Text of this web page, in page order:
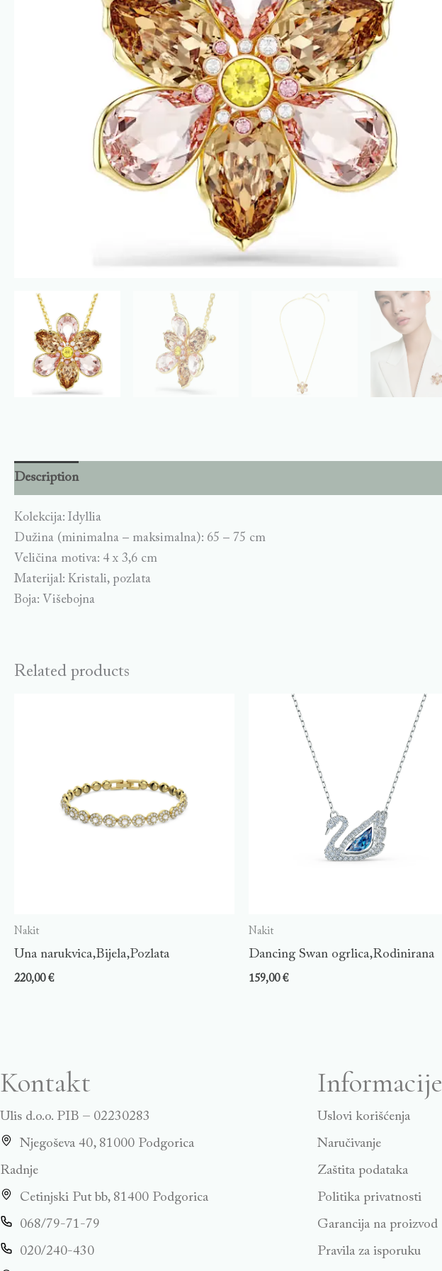
Description
Kolekcija: Idyllia
Dužina (minimalna – maksimalna): 65 – 75 cm
Veličina motiva: 4 x 3,6 cm
Materijal: Kristali, pozlata
Boja: Višebojna
Related products
Nakit
Una narukvica,Bijela,Pozlata
220,00€
Nakit
Dancing Swan ogrlica,Rodinirana
159,00€
Kontakt
Ulis d.o.o. PIB – 02230283
Njegoševa 40, 81000 Podgorica
Radnje
Cetinjski Put bb, 81400 Podgorica
068/79-71-79
020/240-430
Informacije
Uslovi korišćenja
Naručivanje
Zaštita podataka
Politika privatnosti
Garancija na proizvod
Pravila za isporuku